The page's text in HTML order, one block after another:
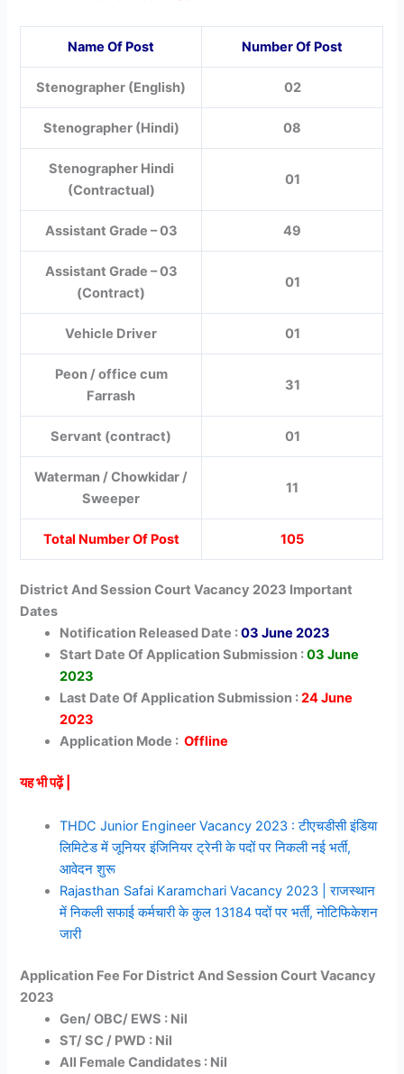
Name Of Post Number Of Post
Stenographer (English) 02
Stenographer (Hindi) 08
Stenographer Hindi
(Contractual)
01
Assistant Grade – 03 49
Assistant Grade – 03
(Contract)
01
Vehicle Driver 01
Peon / office cum
Farrash
31
Servant (contract) 01
Waterman / Chowkidar /
Sweeper
11
Total Number Of Post 105
District And Session Court Vacancy 2023 Important
Dates
Notification Released Date :03 June 2023
Start Date Of Application Submission :03 June
2023
Last Date Of Application Submission :24 June
2023
Application Mode :Offline
यह भी पढ़ें |
THDC Junior Engineer Vacancy 2023 : टीएचडीसी इंडिया
लिमिटेड में जूनियर इंजिनियर ट्रेनी के पदों पर निकली नई भर्ती,
आवेदन शुरू
Rajasthan Safai Karamchari Vacancy 2023 | राजस्थान
में निकली सफाई कर्मचारी के कुल 13184 पदों पर भर्ती, नोटिफिकेशन
जारी
Application Fee For District And Session Court Vacancy
2023
Gen/ OBC/ EWS : Nil
ST/ SC / PWD : Nil
All Female Candidates : Nil